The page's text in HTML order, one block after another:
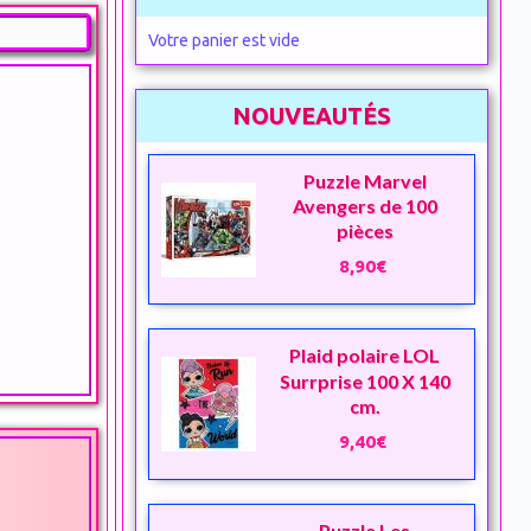
Votre panier est vide
NOUVEAUTÉS
Puzzle Marvel
Avengers de 100
pièces
8,90€
Plaid polaire LOL
Surrprise 100 X 140
cm.
9,40€